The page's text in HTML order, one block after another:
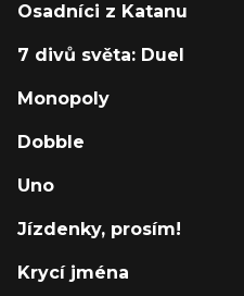
Osadníci z Katanu
7 divů světa: Duel
Monopoly
Dobble
Uno
Jízdenky, prosím!
Krycí jména